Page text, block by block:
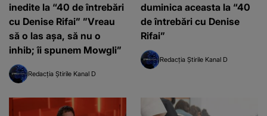
inedite la “40 de întrebări
cu Denise Rifai” ”Vreau
să o las așa, să nu o
inhib; îi spunem Mowgli”
Redacția Știrile Kanal D
duminica aceasta la “40
de întrebări cu Denise
Rifai”
Redacția Știrile Kanal D